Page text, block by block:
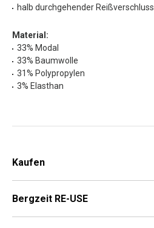
halb durchgehender Reißverschluss
Material:
33% Modal
33% Baumwolle
31% Polypropylen
3% Elasthan
Kaufen
Bergzeit RE-USE